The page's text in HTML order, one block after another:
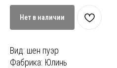
Нет в наличии
Вид: шен пуэр
Фабрика: Юлинь